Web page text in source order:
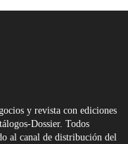
y revista con ediciones
Dossier. Todos
al canal de distribución del